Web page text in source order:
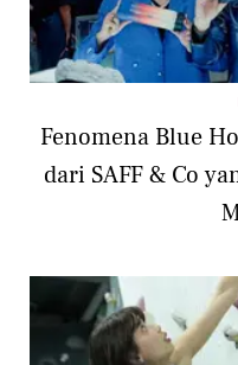
Fenomena Blue
dari SAFF & Co